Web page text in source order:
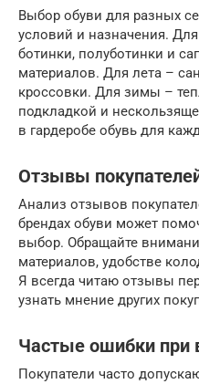
Выбор обуви для разных
условий и назначения.
ботинки, полуботинки и
материалов. Для лета –
кроссовки. Для зимы –
подкладкой и
в гардеробе обувь для
Отзывы
Анализ отзывов
брендах обуви может
выбор. Обращайте
материалов, удобстве
Я всегда читаю отзывы
узнать мнение других
Частые ошибки при
Покупатели часто